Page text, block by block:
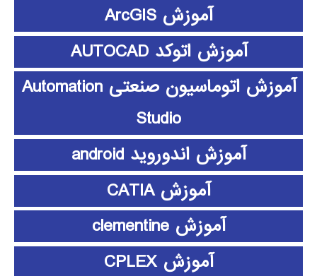
آموزش ArcGIS
آموزش اتوکد AUTOCAD
آموزش اتوماسیون صنعتی Automation
Studio
آموزش اندوروید android
آموزش CATIA
آموزش clementine
آموزش CPLEX